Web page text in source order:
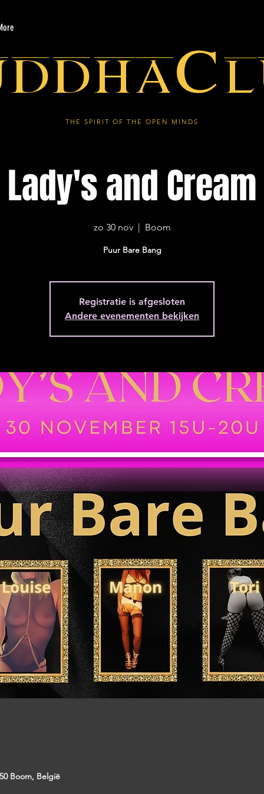
THE SPIRIT OF THE OPEN MINDS
Lady's and Cream
zo 30 nov
  |
Boom
Puur Bare Bang
Registratie is afgesloten
Andere evenementen bekijken
Boom, België